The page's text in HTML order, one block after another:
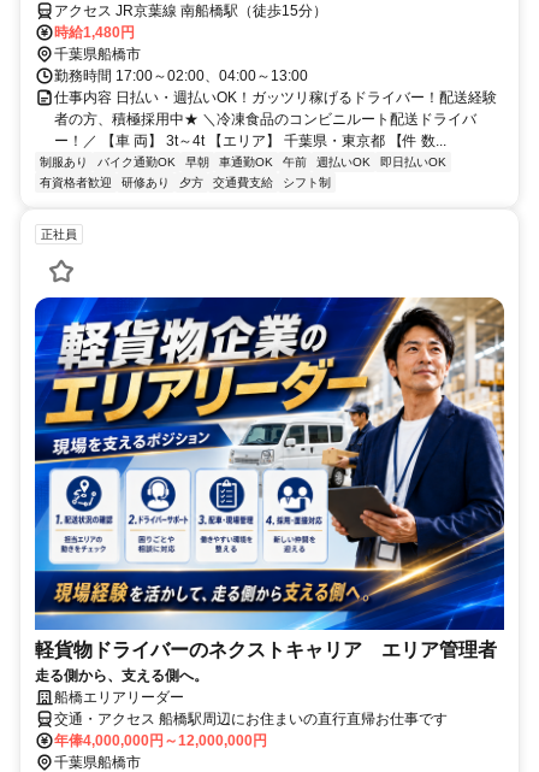
アクセス JR京葉線 南船橋駅（徒歩15分）
時給1,480円
千葉県船橋市
勤務時間 17:00～02:00、04:00～13:00
仕事内容 日払い・週払いOK！ガッツリ稼げるドライバー！配送経験
者の方、積極採用中★ ＼冷凍食品のコンビニルート配送ドライバ
ー！／ 【車 両】 3t～4t 【エリア】 千葉県・東京都 【件 数...
制服あり バイク通勤OK 早朝 車通勤OK 午前 週払いOK
即日払いOK
有資格者歓迎
研修あり 夕方 交通費支給 シフト制
正社員
軽貨物ドライバーのネクストキャリア エリア管理者
走る側から、支える側へ。
船橋エリアリーダー
交通・アクセス 船橋駅周辺にお住まいの直行直帰お仕事です
年俸4,000,000円～12,000,000円
千葉県船橋市